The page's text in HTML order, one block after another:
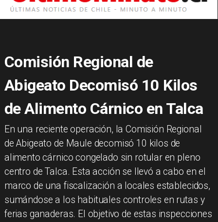
Comisión Regional de
Abigeato Decomisó 10 Kilos
de Alimento Cárnico en Talca
​En una reciente operación, la Comisión Regional
de Abigeato de Maule decomisó 10 kilos de
alimento cárnico congelado sin rotular en pleno
centro de Talca. Esta acción se llevó a cabo en el
marco de una fiscalización a locales establecidos,
sumándose a los habituales controles en rutas y
ferias ganaderas. El objetivo de estas inspecciones